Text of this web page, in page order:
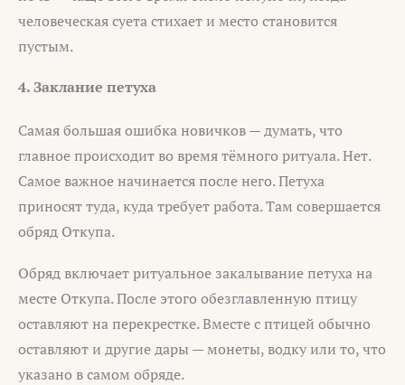
человеческая суета стихает и место становится
пустым.
4. Заклание петуха
Самая большая ошибка новичков — думать, что
главное происходит во время тёмного ритуала. Нет.
Самое важное начинается после него. Петуха
приносят туда, куда требует работа. Там совершается
обряд Откупа.
Обряд включает ритуальное закалывание петуха на
месте Откупа. После этого обезглавленную птицу
оставляют на перекрестке. Вместе с птицей обычно
оставляют и другие дары — монеты, водку или то, что
указано в самом обряде.